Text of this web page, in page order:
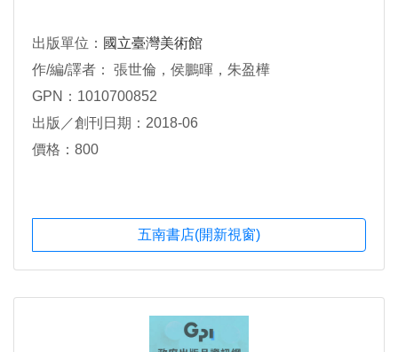
出版單位： 國立臺灣美術館
作/編/譯者： 張世倫，侯鵬暉，朱盈樺
GPN：1010700852
出版／創刊日期：2018-06
價格：800
五南書店(開新視窗)